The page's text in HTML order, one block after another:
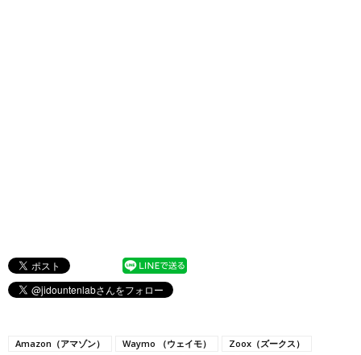
Amazon（アマゾン） Waymo （ウェイモ）
Zoox（ズークス）